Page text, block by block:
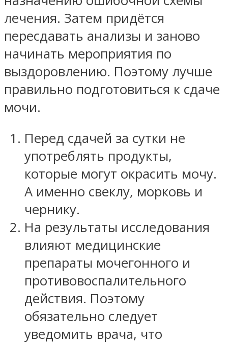
лечения. Затем придётся
пересдавать анализы и заново
начинать мероприятия по
выздоровлению. Поэтому лучше
правильно подготовиться к сдаче
мочи.
Перед сдачей за сутки не
употреблять продукты,
которые могут окрасить мочу.
А именно свеклу, морковь и
чернику.
На результаты исследования
влияют медицинские
препараты мочегонного и
противовоспалительного
действия. Поэтому
обязательно следует
уведомить врача, что